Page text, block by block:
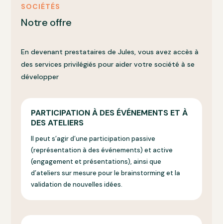
SOCIÉTÉS
Notre offre
En devenant prestataires de Jules, vous avez accès à
des services privilégiés pour aider votre société à se
développer
PARTICIPATION À DES ÉVÉNEMENTS ET À
DES ATELIERS
Il peut s’agir d’une participation passive
(représentation à des événements) et active
(engagement et présentations), ainsi que
d’ateliers sur mesure pour le brainstorming et la
validation de nouvelles idées.